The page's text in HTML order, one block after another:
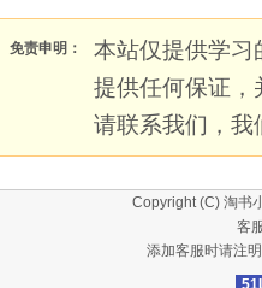
免责申明：
本站仅提供学习
提供任何保证，
请联系我们，我
Copyright (C) 淘书
客
添加客服时请注